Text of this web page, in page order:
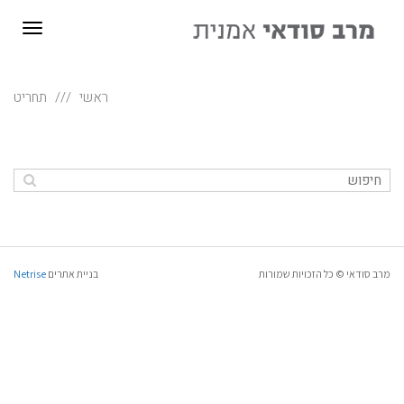
ראשי תחריט
מרב סודאי © כל הזכויות שמורות בניית אתרים Netrise